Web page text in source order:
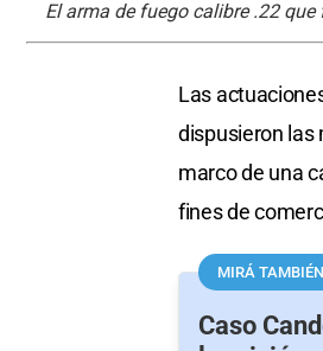
El arma de fuego calibre .22
Las
dispusieron las
marco de una
fines de
MIRÁ TAMBIÉN
Caso